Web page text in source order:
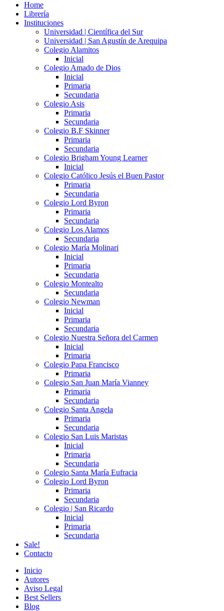
Home
Librería
Instituciones
Universidad | Científica del Sur
Universidad | San Agustín de Arequipa
Colegio Alamitos
Inicial
Colegio Amado de Dios
Inicial
Primaria
Secundaria
Colegio Asis
Primaria
Secundaria
Colegio B.F Skinner
Primaria
Secundaria
Colegio Brigham Young Learner
Inicial
Colegio Católico Jesús el Buen Pastor
Primaria
Secundaria
Colegio Lord Byron
Primaria
Secundaria
Colegio Los Alamos
Secundaria
Colegio María Molinari
Inicial
Primaria
Secundaria
Colegio Montealto
Secundaria
Colegio Newman
Inicial
Primaria
Secundaria
Colegio Nuestra Señora del Carmen
Inicial
Primaria
Colegio Papa Francisco
Primaria
Colegio San Juan María Vianney
Primaria
Secundaria
Colegio Santa Angela
Primaria
Secundaria
Colegio San Luis Maristas
Inicial
Primaria
Secundaria
Colegio Santa María Eufracia
Colegio Lord Byron
Primaria
Secundaria
Colegio | San Ricardo
Inicial
Primaria
Secundaria
Sale!
Contacto
Inicio
Autores
Aviso Legal
Best Sellers
Blog